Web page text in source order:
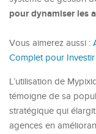
pour dynamiser les
Vous aimerez aussi :
Complet pour
L’utilisation de
témoigne de sa
stratégique qui
agences en